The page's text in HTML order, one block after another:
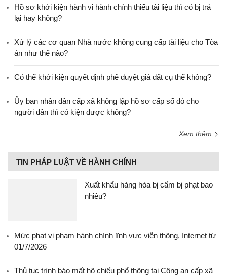
Hồ sơ khởi kiện hành vi hành chính thiếu tài liệu thì có bị trả
lại hay không?
Xử lý các cơ quan Nhà nước không cung cấp tài liệu cho Tòa
án như thế nào?
Có thể khởi kiện quyết định phê duyệt giá đất cụ thể không?
Ủy ban nhân dân cấp xã không lập hồ sơ cấp sổ đỏ cho
người dân thì có kiện được không?
Xem thêm
TIN PHÁP LUẬT VỀ HÀNH CHÍNH
Xuất khẩu hàng hóa bị cấm bị phạt bao
nhiêu?
Mức phạt vi phạm hành chính lĩnh vực viễn thông, Internet từ
01/7/2026
Thủ tục trình báo mất hộ chiếu phổ thông tại Công an cấp xã